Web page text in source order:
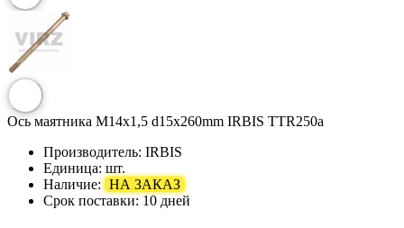
Ось маятника M14х1,5 d15х260mm IRBIS TTR250a
Производитель: IRBIS
Единица: шт.
Наличие: НА ЗАКАЗ
Срок поставки: 10 дней